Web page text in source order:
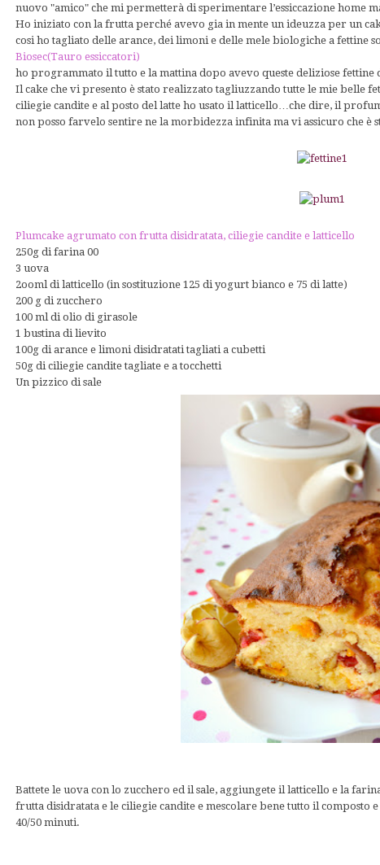
nuovo "amico" che mi permetterà di sperimentare l’essiccazione home
Ho iniziato con la frutta perché avevo gia in mente un ideuzza per un
cosi ho tagliato delle arance, dei limoni e delle mele biologiche a fettine
Biosec(Tauro essiccatori)
ho programmato il tutto e la mattina dopo avevo queste deliziose
Il cake che vi presento è stato realizzato tagliuzzando tutte le mie belle
ciliegie candite e al posto del latte ho usato il latticello…che dire, il
non posso farvelo sentire ne la morbidezza infinita ma vi assicuro che è
Plumcake agrumato con frutta disidratata, ciliegie candite e latticello
250g di farina 00
3 uova
2ooml di latticello (in sostituzione 125 di yogurt bianco e 75 di latte)
200 g di zucchero
100 ml di olio di girasole
1 bustina di lievito
100g di arance e limoni disidratati tagliati a cubetti
50g di ciliegie candite tagliate e a tocchetti
Un pizzico di sale
Battete le uova con lo zucchero ed il sale, aggiungete il latticello e la
frutta disidratata e le ciliegie candite e mescolare bene tutto il composto
40/50 minuti.